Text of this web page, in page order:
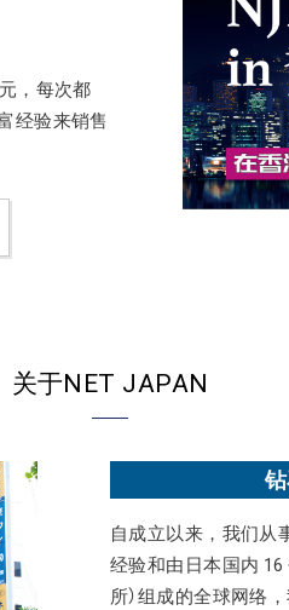
，每次都
经验来销售
关于NET JAPAN
自成立以来，我们从
经验和由日本国内
所）组成的全球网络